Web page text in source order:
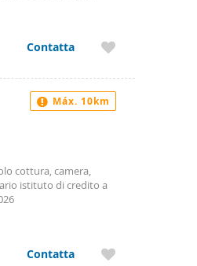
Contatta
cottura, camera,
istituto di credito a
Contatta
Máx. 10km